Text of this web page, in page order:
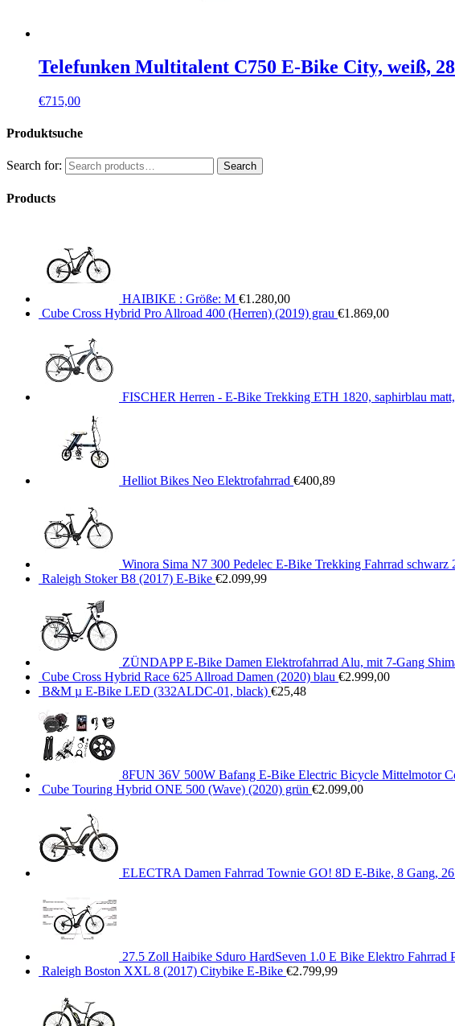
Telefunken Multitalent C750 E-Bike City, weiß,
€715,00
Produktsuche
Search for: Search
Products
HAIBIKE : Größe: M €1.280,00
Cube Cross Hybrid Pro Allroad 400 (Herren) (2019) grau €1.869,00
FISCHER Herren - E-Bike Trekking ETH 1820, saphirblau
Helliot Bikes Neo Elektrofahrrad €400,89
Winora Sima N7 300 Pedelec E-Bike Trekking Fahrrad schwarz
Raleigh Stoker B8 (2017) E-Bike €2.099,99
ZÜNDAPP E-Bike Damen Elektrofahrrad Alu, mit 7-Gang
Cube Cross Hybrid Race 625 Allroad Damen (2020) blau €2.999,00
B&M µ E-Bike LED (332ALDC-01, black) €25,48
8FUN 36V 500W Bafang E-Bike Electric Bicycle Mittelmotor
Cube Touring Hybrid ONE 500 (Wave) (2020) grün €2.099,00
ELECTRA Damen Fahrrad Townie GO! 8D E-Bike, 8 Gang,
27.5 Zoll Haibike Sduro HardSeven 1.0 E Bike Elektro Fahrrad
Raleigh Boston XXL 8 (2017) Citybike E-Bike €2.799,99